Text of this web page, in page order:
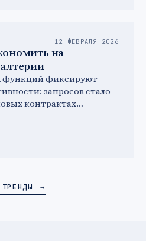
12 ФЕВРАЛЯ 2026
на
функций фиксируют
запросов стало
контрактах
→